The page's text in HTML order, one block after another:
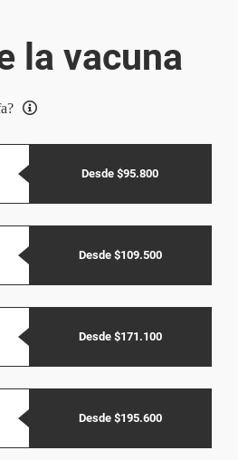
la vacuna
Desde $95.800
Desde $109.500
Desde $171.100
Desde $195.600